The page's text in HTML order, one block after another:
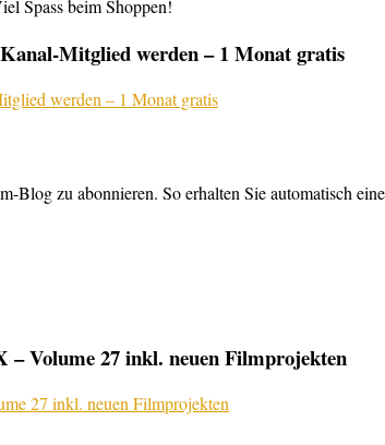
Spass beim Shoppen!
Mitglied werden – 1 Monat gratis
Blog zu abonnieren. So erhalten Sie automatisch
Volume 27 inkl. neuen Filmprojekten